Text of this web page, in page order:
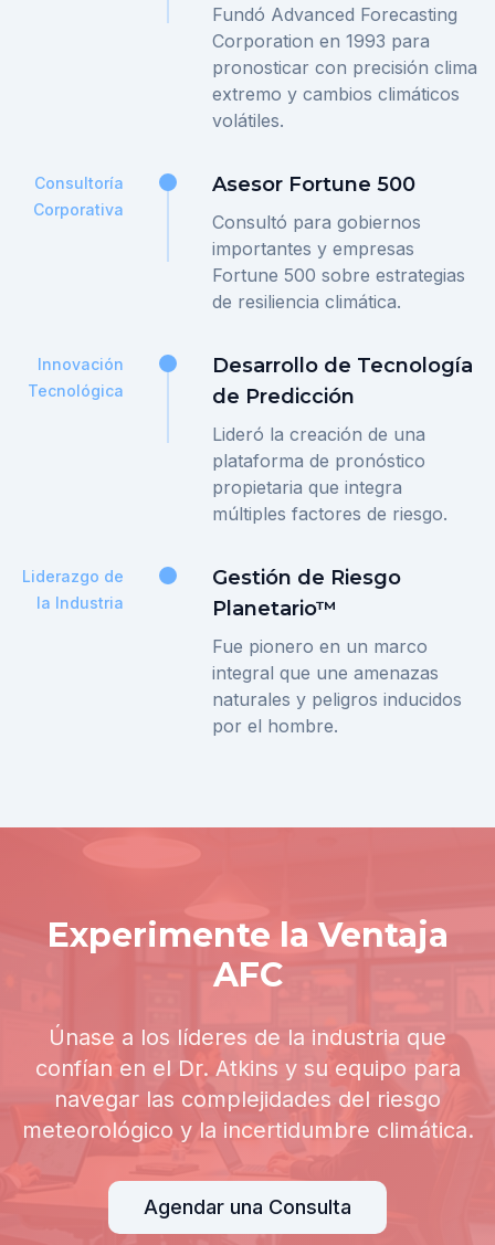
Fundó Advanced Forecasting
Corporation en 1993 para
pronosticar con precisión clima
extremo y cambios climáticos
volátiles.
Consultoría
Corporativa
Asesor Fortune 500
Consultó para gobiernos
importantes y empresas
Fortune 500 sobre estrategias
de resiliencia climática.
Innovación
Tecnológica
Desarrollo de Tecnología
de Predicción
Lideró la creación de una
plataforma de pronóstico
propietaria que integra
múltiples factores de riesgo.
Liderazgo de
la Industria
Gestión de Riesgo
Planetario™
Fue pionero en un marco
integral que une amenazas
naturales y peligros inducidos
por el hombre.
Experimente la Ventaja
AFC
Únase a los líderes de la industria que
confían en el Dr. Atkins y su equipo para
navegar las complejidades del riesgo
meteorológico y la incertidumbre climática.
Agendar una Consulta